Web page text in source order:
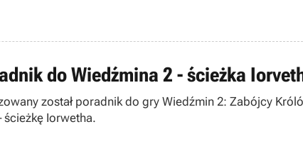
do Wiedźmina 2 - ścieżka
został poradnik do gry Wiedźmin 2: Zabójcy
ścieżkę Iorwetha.